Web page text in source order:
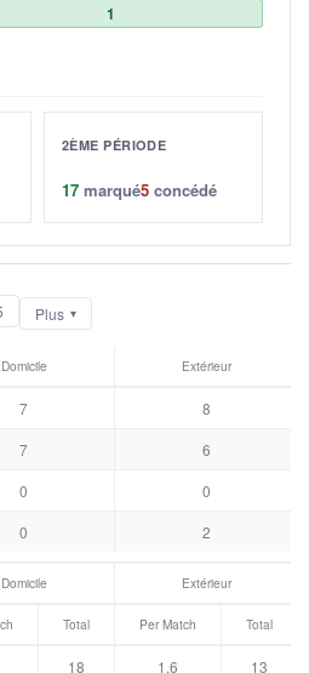
1
2ÈME PÉRIODE
17 marqué5 concédé
Plus
Domicile Extérieur
7
8
7
6
0
0
0 2
Domicile Extérieur
Total Per Match Total
18 1.6
13